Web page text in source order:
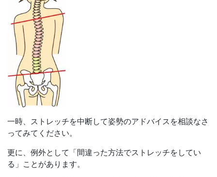
一時、ストレッチを中断して姿勢のアドバイスを相談なさ
ってみてください。
更に、例外として「間違った方法でストレッチをしてい
る」ことがあります。